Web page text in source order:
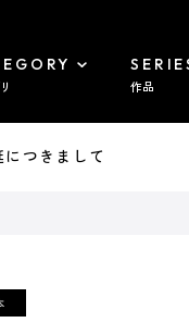
作品
つきまして